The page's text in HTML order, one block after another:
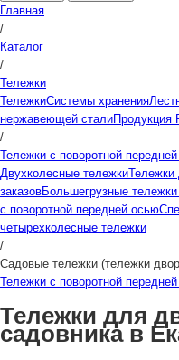
Главная
/
Каталог
/
Тележки
ТележкиСистемы хранения
нержавеющей сталиПродукция
/
Тележки с поворотной
Двухколесные тележкиТележки
заказовБольшегрузные
с поворотной передней осью
четырехколесные тележки
/
Садовые тележки (тележки
Тележки с поворотной
Тележки для
садовника в